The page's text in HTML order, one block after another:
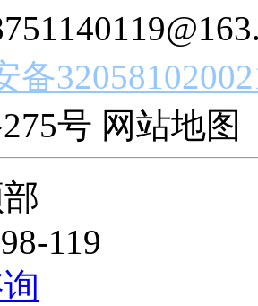
备
号 网站地图
119